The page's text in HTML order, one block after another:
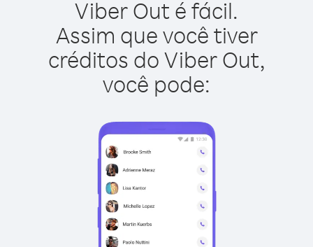
Viber Out é fácil.
Assim que você tiver
créditos do Viber Out,
você pode: